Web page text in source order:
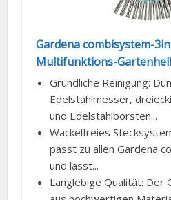
Gardena combisystem-
Multifunktions-
Gründliche Reinigung:
Edelstahlmesser,
und Edelstahlborsten...
Wackelfreies
passt zu allen Gardena
und lässt...
Langlebige Qualität: